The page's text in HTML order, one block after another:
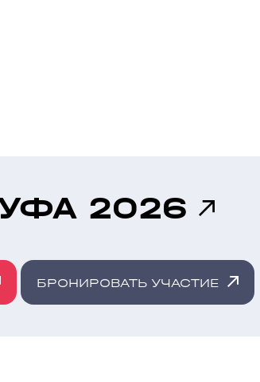
2026
БРОНИРОВАТЬ УЧАСТИЕ